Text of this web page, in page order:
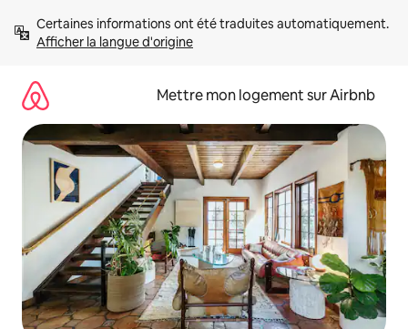
directement
Afficher la langue d'origine
Mettre mon logement sur Airbnb